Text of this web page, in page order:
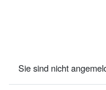
Sie sind nicht